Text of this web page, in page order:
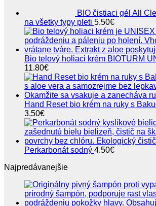
BIO čistiaci gél All
na všetky typy pleti 5.50€
Bio telový holiaci krém BIOTURM
11.80€
Hand Reset bio krém na ruky s
3.50€
Perkarbonát sodný 4.50€
Najpredávanejšie